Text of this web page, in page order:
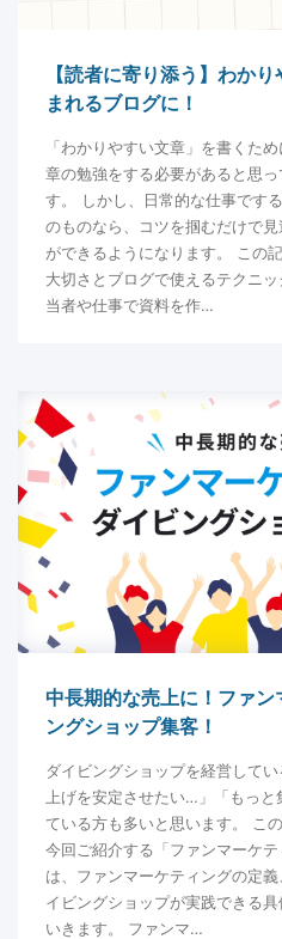
【読者に寄り添う】わか
まれるブログに！
「わかりやすい文章」を書くた
章の勉強をする必要があると思
す。 しかし、日常的な仕事です
のものなら、コツを掴むだけで
ができるようになります。 この
大切さとブログで使えるテクニ
当者や仕事で資料を作…
中長期的な売上に！ファ
ングショップ集客！
ダイビングショップを経営して
上げを安定させたい…」「もっ
ている方も多いと思います。 こ
今回ご紹介する「ファンマーケ
は、ファンマーケティングの定
イビングショップが実践できる
いきます。 ファンマ…